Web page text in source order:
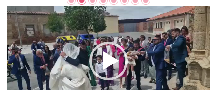
Reproductor
de
vídeo